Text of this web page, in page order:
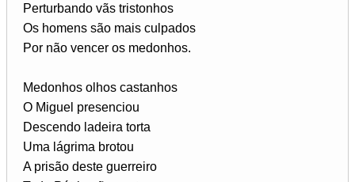
Perturbando vãs tristonhos
Os homens são mais culpados
Por não vencer os medonhos.
Medonhos olhos castanhos
O Miguel presenciou
Descendo ladeira torta
Uma lágrima brotou
A prisão deste guerreiro